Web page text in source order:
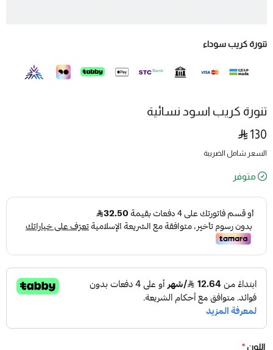
تنورة كريب اسود نسائية
تنورة كريب سوداء
130
السعر شامل الضريبة
متوفر
اللون*